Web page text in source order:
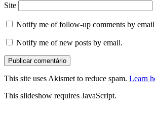
Site
Notify me of follow-up comments by
Notify me of new posts by email.
This site uses Akismet to reduce spam. Learn
This slideshow requires JavaScript.